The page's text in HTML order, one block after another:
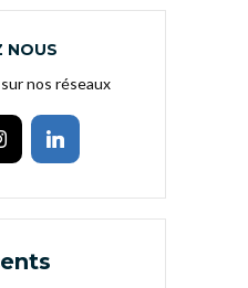
NOUS
nos réseaux